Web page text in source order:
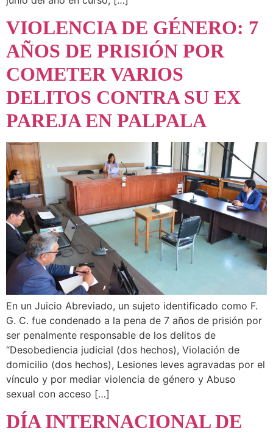
VIOLENCIA DE GÉNERO: 7
AÑOS DE PRISIÓN POR
COMETER VARIOS
DELITOS CONTRA SU EX
PAREJA EN PALPALA
En un Juicio Abreviado, un sujeto identificado como F.
G. C. fue condenado a la pena de 7 años de prisión por
ser penalmente responsable de los delitos de
“Desobediencia judicial (dos hechos), Violación de
domicilio (dos hechos), Lesiones leves agravadas por el
vínculo y por mediar violencia de género y Abuso
sexual con acceso […]
DÍA INTERNACIONAL DE